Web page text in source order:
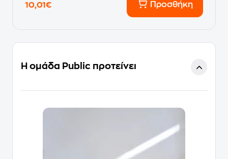
10,01€
Προσθήκη
Η ομάδα Public προτείνει